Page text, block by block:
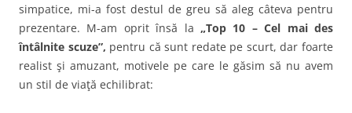
simpatice, mi-a fost destul de greu să aleg câteva pentru
prezentare. M-am oprit însă la „Top 10 – Cel mai des
întâlnite scuze”, pentru că sunt redate pe scurt, dar foarte
realist şi amuzant, motivele pe care le găsim să nu avem
un stil de viaţă echilibrat: